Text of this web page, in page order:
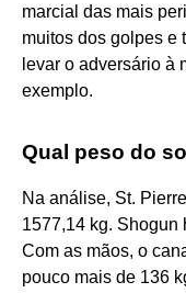
marcial das mais
muitos dos golpes e
levar o adversário à
exemplo.
Qual peso do
Na análise, St.
1577,14 kg. Shogun
Com as mãos, o
pouco mais de 136